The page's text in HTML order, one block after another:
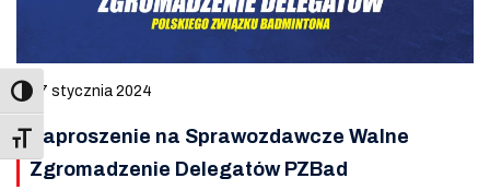
Toggle Font size
7 stycznia 2024
Zaproszenie na Sprawozdawcze Walne
Zgromadzenie Delegatów PZBad